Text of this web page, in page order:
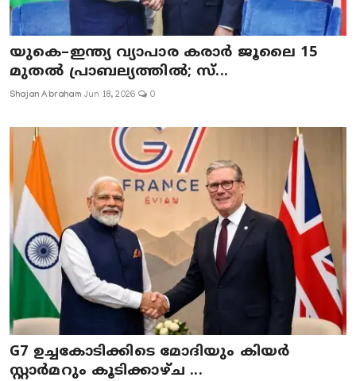
യുകെ–ഇന്ത്യ വ്യാപാര കരാർ ജൂലൈ 15
മുതൽ പ്രാബല്യത്തിൽ; സ്...
Shajan Abraham Jun 18, 2026 0
G7 ഉച്ചകോടിക്കിടെ മോദിയും കിയർ
സ്റ്റാർമറും കൂടിക്കാഴ്ച ...